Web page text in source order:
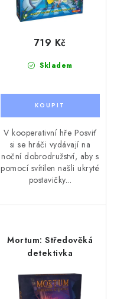
Skladem
719 Kč
V kooperativní hře Posviť
si se hráči vydávají na
noční dobrodružství, aby s
pomocí svítilen našli ukryté
postavičky...
Mortum: Středověká
detektivka